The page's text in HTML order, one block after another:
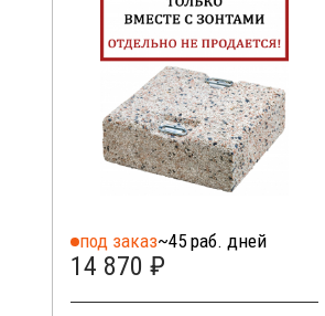
под заказ~45 раб. дней
14 870 ₽